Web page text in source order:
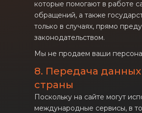
которые помогают в работе
обращений, а также
только в случаях, прямо
законодательством.
Мы не продаем ваши
8. Передача данных
страны
Поскольку на сайте могут
международные сервисы, в